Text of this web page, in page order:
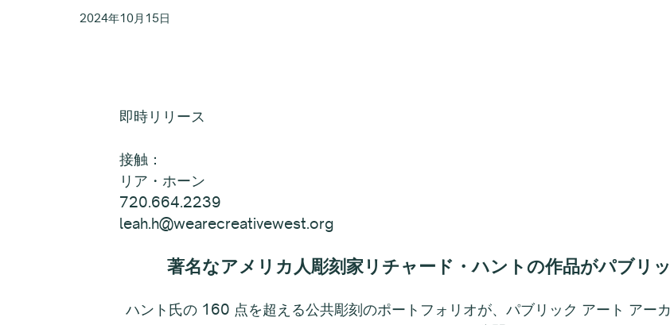
2024年10月15日
即時リリース
接触：
リア・ホーン
720.664.2239
leah.h@wearecreativewest.org
著名なアメリカ人彫刻家リチャード・ハントの作品がパブリ
ハント氏の 160 点を超える公共彫刻のポートフォリオが、パブリック アート アー